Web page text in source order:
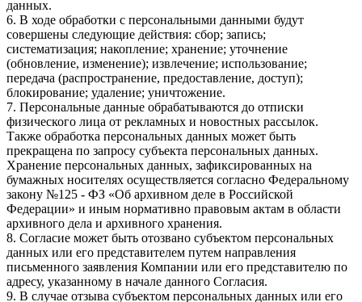
данных.
6. В ходе обработки с персональными данными будут
совершены следующие действия: сбор; запись;
систематизация; накопление; хранение; уточнение
(обновление, изменение); извлечение; использование;
передача (распространение, предоставление, доступ);
блокирование; удаление; уничтожение.
7. Персональные данные обрабатываются до отписки
физического лица от рекламных и новостных рассылок.
Также обработка персональных данных может быть
прекращена по запросу субъекта персональных данных.
Хранение персональных данных, зафиксированных на
бумажных носителях осуществляется согласно Федеральному
закону №125 - ФЗ «Об архивном деле в Российской
Федерации» и иным нормативно правовым актам в области
архивного дела и архивного хранения.
8. Согласие может быть отозвано субъектом персональных
данных или его представителем путем направления
письменного заявления Компании или его представителю по
адресу, указанному в начале данного Согласия.
9. В случае отзыва субъектом персональных данных или его